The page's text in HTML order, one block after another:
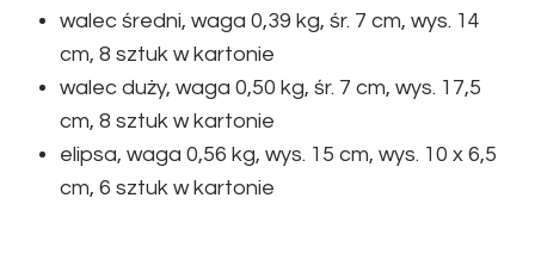
walec średni, waga 0,39 kg, śr. 7 cm, wys. 14
cm, 8 sztuk w kartonie
walec duży, waga 0,50 kg, śr. 7 cm, wys. 17,5
cm, 8 sztuk w kartonie
elipsa, waga 0,56 kg, wys. 15 cm, wys. 10 x 6,5
cm, 6 sztuk w kartonie